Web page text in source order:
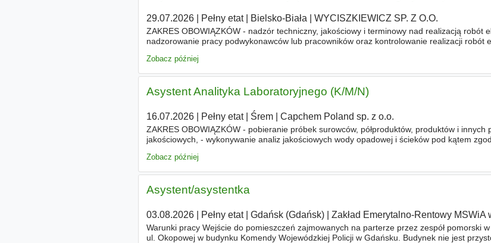
29.07.2026| Pełny etat| Bielsko-Biała WYCISZKIEWICZ SP. Z O.O.
ZAKRES OBOWIĄZKÓW - nadzór techniczny, jakościowy i terminowy nad realizacją robót
nadzorowanie pracy podwykonawców lub pracowników oraz kontrolowanie realizacji robót
Zobacz później
Asystent Analityka Laboratoryjnego (K/M/N)
16.07.2026| Pełny etat| Śrem| Capchem Poland sp. z o.o.
ZAKRES OBOWIĄZKÓW - pobieranie próbek surowców, półproduktów, produktów i innych
jakościowych, - wykonywanie analiz jakościowych wody opadowej i ścieków pod kątem
Zobacz później
Asystent/asystentka
03.08.2026| Pełny etat| Gdańsk (Gdańsk)| Zakład Emerytalno-Rentowy MSWiA
Warunki pracy Wejście do pomieszczeń zajmowanych na parterze przez zespół pomorski
ul. Okopowej w budynku Komendy Wojewódzkiej Policji w Gdańsku. Budynek nie jest